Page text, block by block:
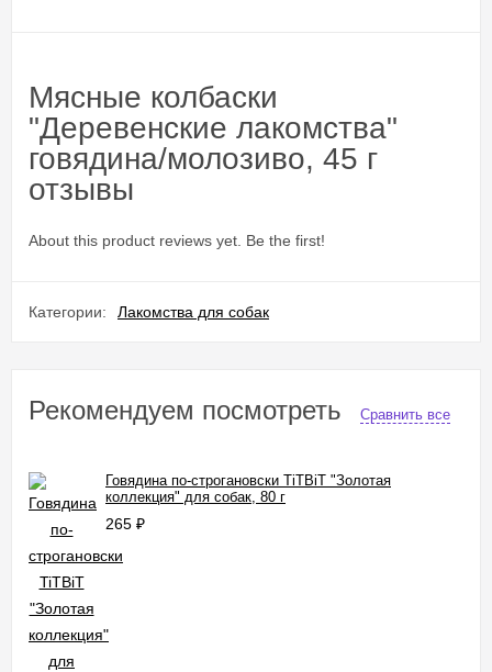
Мясные колбаски
"Деревенские лакомства"
говядина/молозиво, 45 г
отзывы
About this product reviews yet. Be the first!
Категории: Лакомства для собак
Рекомендуем посмотреть Сравнить все
Говядина по-строгановски TiTBiT "Золотая
коллекция" для собак, 80 г
265 ₽